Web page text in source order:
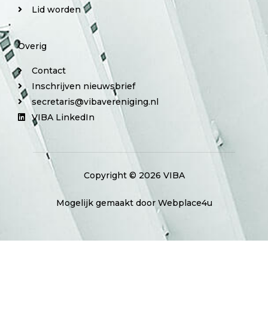
Lid worden
Overig
Contact
Inschrijven nieuwsbrief
secretaris@vibavereniging.nl
VIBA LinkedIn
Copyright © 2026 VIBA
Mogelijk gemaakt door Webplace4u